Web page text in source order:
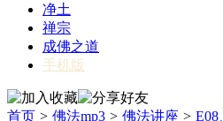
净土
禅宗
成佛之道
手机版
首页 > 佛法mp3 > 佛法讲座 > E08